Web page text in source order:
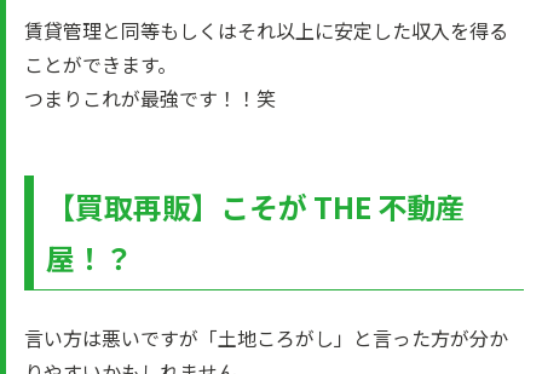
賃貸管理と同等もしくはそれ以上に安定した収入を得る
ことができます。
つまりこれが最強です！！笑
【買取再販】こそが THE 不動産
屋！？
言い方は悪いですが「土地ころがし」と言った方が分か